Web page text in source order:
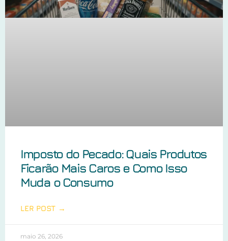
Imposto do Pecado: Quais Produtos
Ficarão Mais Caros e Como Isso
Muda o Consumo
LER POST →
maio 26, 2026